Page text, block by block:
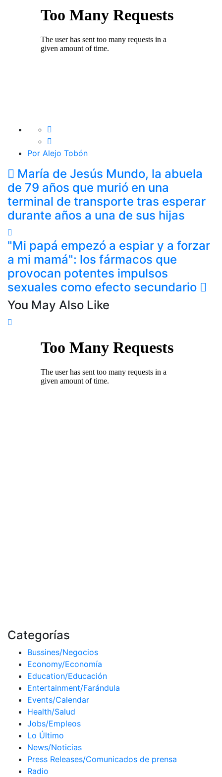
Por Alejo Tobón
María de Jesús Mundo, la abuela
de 79 años que murió en una
terminal de transporte tras esperar
durante años a una de sus hijas
"Mi papá empezó a espiar y a forzar
a mi mamá": los fármacos que
provocan potentes impulsos
sexuales como efecto secundario
You May Also Like
Categorías
Bussines/Negocios
Economy/Economía
Education/Educación
Entertainment/Farándula
Events/Calendar
Health/Salud
Jobs/Empleos
Lo Último
News/Noticias
Press Releases/Comunicados de prensa
Radio